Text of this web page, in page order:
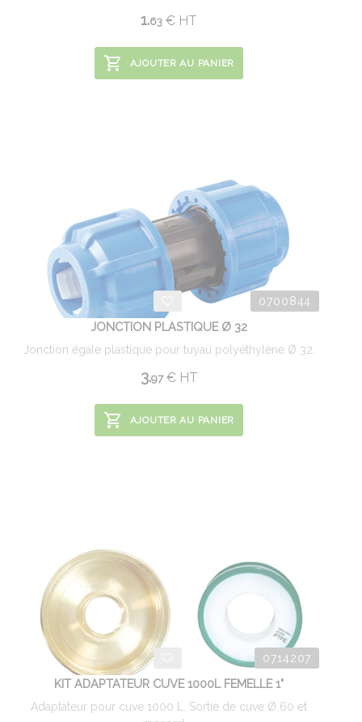
1.63 € HT
AJOUTER AU PANIER
0700844
JONCTION PLASTIQUE Ø 32
Jonction égale plastique pour tuyau polyéthylène Ø 32.
3.97 €HT
AJOUTER AU PANIER
0714207
KIT ADAPTATEUR CUVE 1000L FEMELLE 1"
Adaptateur pour cuve 1000 L. Sortie de cuve Ø 60 et